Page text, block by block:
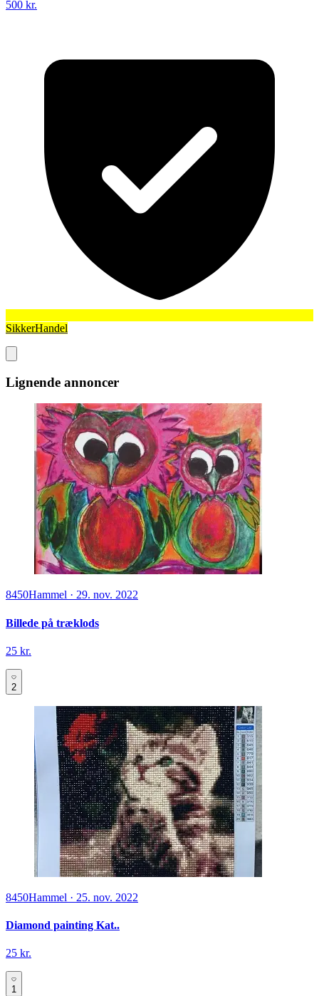
500 kr.
SikkerHandel
Lignende annoncer
8450Hammel · 29. nov. 2022
Billede på træklods
25 kr.
2
8450Hammel · 25. nov. 2022
Diamond painting Kat..
25 kr.
1